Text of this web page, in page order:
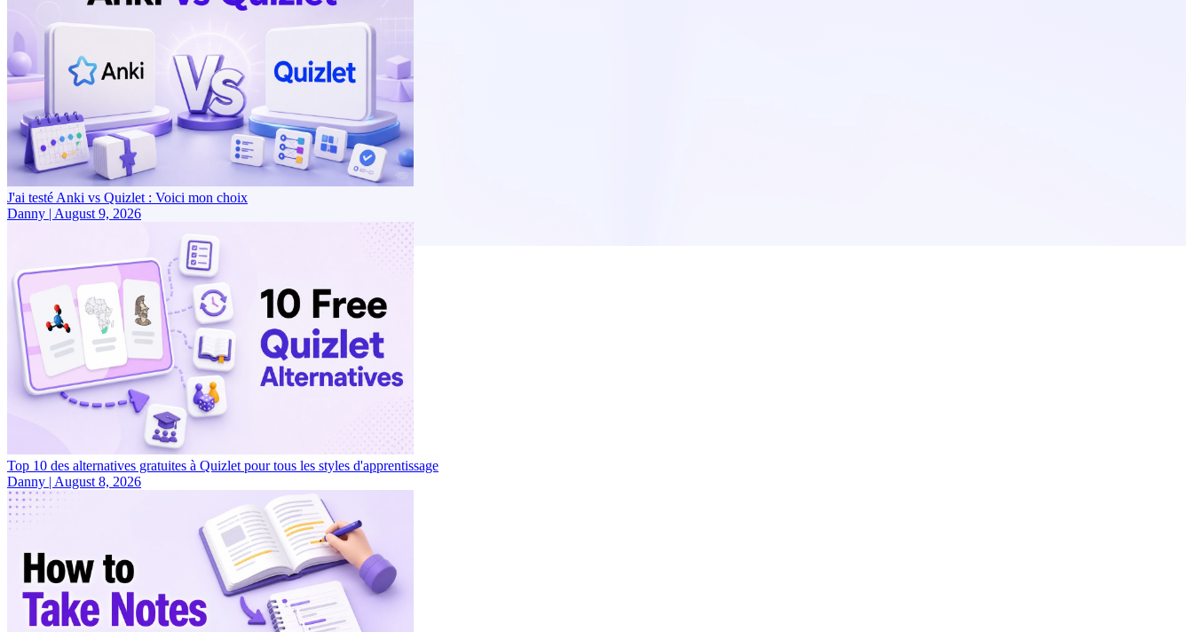
J'ai testé Anki vs Quizlet : Voici mon choix
Danny | August 9, 2026
Top 10 des alternatives gratuites à Quizlet pour tous les styles d'apprentissage
Danny | August 8, 2026